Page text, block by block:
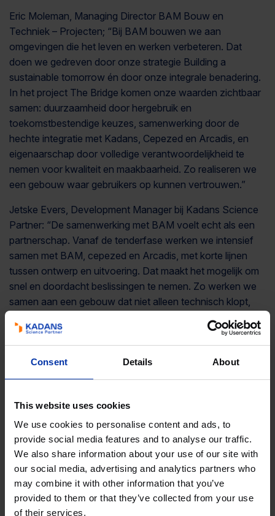
Consent Details About
This website uses cookies
We use cookies to personalise content and ads, to
provide social media features and to analyse our traffic.
We also share information about your use of our site with
our social media, advertising and analytics partners who
may combine it with other information that you’ve
provided to them or that they’ve collected from your use
of their services.
Eric Moleman, Managing Director BAM Bouw en
Techniek – Projecten; “Bij BAM bouwen we aan
omgevingen die het leven en werken verbeteren. Dat
doen we gedreven door onze strategie Building a
sustainable tomorrow én door onze integrale benadering.
In het project The Bridge komen onze waarden zichtbaar
samen: duurzaamheid door hergebruik en
toekomstbestendige keuzes, samenwerking door de
hechte integratie met Kadans, Cepezed en Arcadis, en
eigenaarschap door volledige verantwoordelijkheid te
nemen voor kwaliteit en maakbaarheid. Zo realiseren we
een gebouw waar gebruikers op kunnen vertrouwen.”
Jetske Evers, Development Manager bij Kadans Science
Partner: “De samenwerking met BAM voelt echt als een
partnerschap. Vanaf de tenderfase werken we intensief
samen met BAM, cepezed en Arcadis, met korte lijnen
tussen ontwerp en uitvoering. Dat maakt het mogelijk om
snel en doordacht beslissingen te nemen. Zo werken we
samen aan een gebouw dat niet alleen technisch klopt,
maar een prettige werkomgeving vormt voor de
toekomstige gebruikers van de instituten Biodynamica en
Biocomplexiteit (IBB), Institute of Environmental Biology
(IEB) en een deel van het Bijvoet Centrum van de
Universiteit Utrecht.”
Over The Bridge
The Bridge betreft een transitie van het betonnen casco
van het voormalige Aardwetenschappengebouw van de
Universiteit Utrecht. Het nieuwe gebouw heeft een
omvang van circa 21.000 m2 BVO, telt vijf verdiepingen en
bevat gespecialiseerde laboratoria, kantoren,
vergaderruimtes en een open atrium met een centrale trap